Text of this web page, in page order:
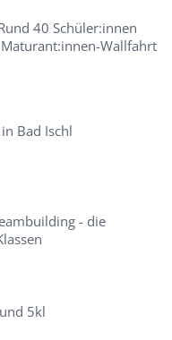
40 Schüler:innen
Wallfahrt
Bad Ischl
- die
5kl